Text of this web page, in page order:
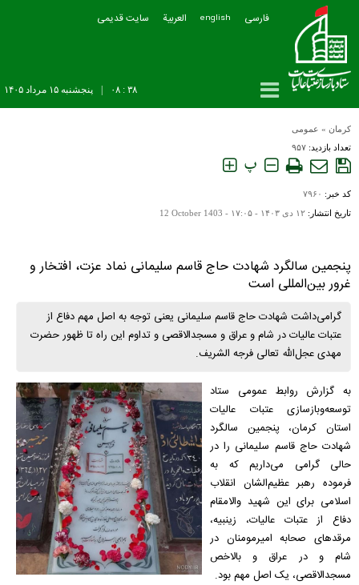
فارسی english العربیة سایت قدیمی
پنجشنبه ۱۵ مرداد ۱۴۰۵ ۳۸ : ۰۸
کرمان » عمومی
تعداد بازدید: ۹۵۷
پ
کد خبر: ۷۹۶۰
تاریخ انتشار: ۱۲ دی ۱۴۰۳ - ۱۷:۰۵ - 12 October 1403
پنجمین سالگرد شهادت حاج قاسم سلیمانی نماد عزت، افتخار و
غرور بین‌المللی است
گرامی‌داشت شهادت حاج قاسم سلیمانی یعنی توجه به اصل مهم دفاع از
عتبات عالیات در شام و عراق و مسجد‌الاقصی و تداوم این راه تا ظهور حضرت
مهدی عجل‌الله تعالی فرجه الشریف.
به گزارش روابط عمومی ستاد
توسعه‌وبازسازی عتبات عالیات
استان کرمان، پنجمین سالگرد
شهادت حاج قاسم سلیمانی را در
حالی گرامی می‌داریم که به
فرموده رهبر عظیم‌الشان انقلاب
اسلامی برای این شهید والامقام
دفاع از عتبات عالیات،‌ زینبیه،
مرقدهای صحابه امیرمومنان در
شام و در عراق و بالاخص
مسجدالاقصی، یک اصل مهم بود.